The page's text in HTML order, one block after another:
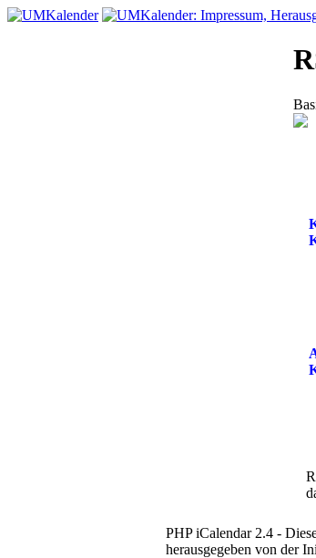
PHP iCalendar 2.4 -
herausgegeben von der